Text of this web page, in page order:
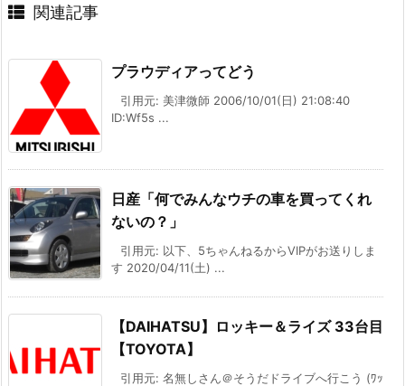
関連記事
プラウディアってどう
引用元: 美津微師 2006/10/01(日) 21:08:40
ID:Wf5s ...
日産「何でみんなウチの車を買ってくれ
ないの？」
引用元: 以下、5ちゃんねるからVIPがお送りしま
す 2020/04/11(土) ...
【DAIHATSU】ロッキー＆ライズ 33台目
【TOYOTA】
引用元: 名無しさん＠そうだドライブへ行こう (ﾜｯ